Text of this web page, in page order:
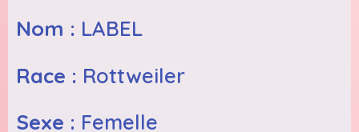
Nom : LABEL
Race : Rottweiler
Sexe : Femelle